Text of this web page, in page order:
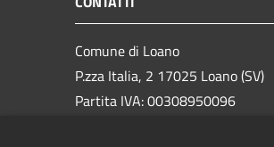
Comune di Loano
P.zza Italia, 2 17025 Loano (SV)
Partita IVA: 00308950096